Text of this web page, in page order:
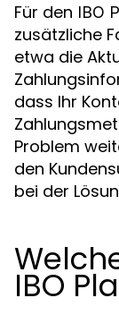
Für den IBO
zusätzliche
etwa die
dass Ihr
Problem
den
bei der
IBO